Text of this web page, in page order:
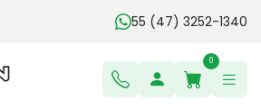
55 (47) 3252-1340
0